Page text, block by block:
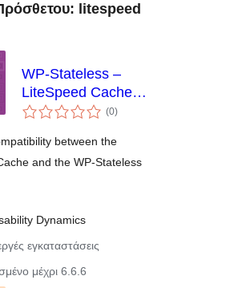
litespeed
WP-Stateless –
LiteSpeed Cache
Addon
(0αξιολογήσεις
σύνολο
)
between the
and the WP-Stateless
Dynamics
εγκαταστάσεις
μέχρι 6.6.6